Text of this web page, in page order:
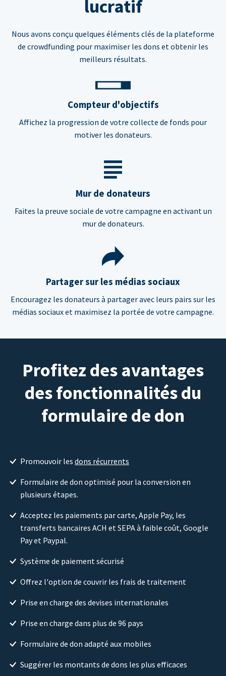
lucratif
Nous avons conçu quelques éléments clés de la plateforme
de crowdfunding pour maximiser les dons et obtenir les
meilleurs résultats.
Compteur d'objectifs
Affichez la progression de votre collecte de fonds pour
motiver les donateurs.
Mur de donateurs
Faites la preuve sociale de votre campagne en activant un
mur de donateurs.
Partager sur les médias sociaux
Encouragez les donateurs à partager avec leurs pairs sur les
médias sociaux et maximisez la portée de votre campagne.
Profitez des avantages
des fonctionnalités du
formulaire de don
Promouvoir les dons récurrents
Formulaire de don optimisé pour la conversion en
plusieurs étapes.
Acceptez les paiements par carte, Apple Pay, les
transferts bancaires ACH et SEPA à faible coût, Google
Pay et Paypal.
Système de paiement sécurisé
Offrez l'option de couvrir les frais de traitement
Prise en charge des devises internationales
Prise en charge dans plus de 96 pays
Formulaire de don adapté aux mobiles
Suggérer les montants de dons les plus efficaces